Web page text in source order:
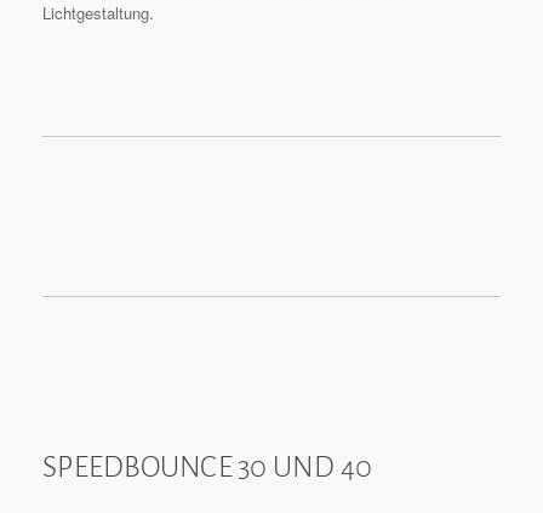
Lichtgestaltung.
SPEEDBOUNCE 30 UND 40